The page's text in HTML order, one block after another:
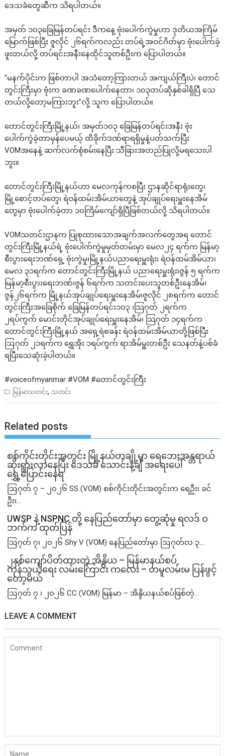
ဒေသခံတွေဆီက သိရပါတယ်။
အမှတ် ၁၀၃ခြေမြန်တပ်ရင်း ဒီကနေ့ ဗုံးပေါက်ကွဲမှုဟာ ဒုတိယအကြိမ်
မြောက်ဖြစ်ပြီး ဇူလိုင် ၂၆ရက်ကလည်း တပ်ရဲ့အဝင်ဂိတ်မှာ ဗုံးပေါက်ခဲ့
ဖူးတယ်လို့ တပ်ရင်းအနီးနေထိုင်သူတစ်ဦးက ပြောပါတယ်။
“မနက်ပိုင်းက ဖြစ်တာပါ အသံတော့ကြားတယ် အကျယ်ကြီးပဲ၊ တောင်
တွင်းကြီးမှာ ဗုံးက ခဏခဏပေါက်နေတာ၊ ၁၀၃တပ်ဆိုနှစ်ခါရှိပြီ သေ
တယ်လို့တော့မကြားဘူး”လို့ သူက ပြောပါတယ်။
တောင်တွင်းကြီးမြို့နယ်၊ အမှတ်၁၀၃ ခြေမြန်တပ်ရင်းအနီး ဗုံး
ပေါက်ကွဲခဲ့တာမှန်ပေမယ့် ထိခိုက်ဒဏ်ရာရရှိမှုနဲ့ပတ်သက်ပြီး
VOMအနေနဲ့ ဆက်လက်စုံစမ်းနေပြီး သီခြားအတည်ပြုလို့မရသေးပါ
ဘူး။
တောင်တွင်းကြီးမြို့နယ်ဟာ မေလကုန်ကစပြီး ဌာနဆိုင်ရာရုံးတွေ၊
မြို့စောင့်တပ်တွေ၊ ရဲဝန်ထမ်းအိမ်ယာတွေနဲ့ အုပ်ချုပ်ရေးမှူးနေအိမ်
တွေမှာ ဗုံးပေါက်ခဲ့တာ ၁၀ကြိမ်ကျော်ရှိပြီဖြစ်တယ်လို့ သိရပါတယ်။
VOMသတင်းဌာနက ပြုစုထားသောအချက်အလက်တွေအရ တောင်
တွင်းကြီးမြို့နယ်ရဲ့ ဗုံးပေါက်ကွဲမှုမှတ်တမ်းမှာ မေလ၂၄ ရက်က မြန်မာ့
စီးပွားရေးဘဏ်ရှေ့ ဗုံးကွဲမှု၊မြို့နယ်ပညာရေးမှူးရုံး၊ ရဲဝန်ထမ်အိမ်ယာ၊
မေလ ၃၁ရက်က တောင်တွင်းကြီးမြို့နယ် ပညာရေးမှူးရုံး၊ဇွန် ၅ ရက်က
မြန်မာ့စီးပွားရေးဘဏ်၊ဇွန် ၆ရက်က သတင်းပေးသူတစ်ဦးနေအိမ်၊
ဇွန်၂၆ရက်က မြို့နယ်အုပ်ချုပ်ရေးမှူးနေအိမ်၊ဇူလိုင် ၂၈ရက်က တောင်
တွင်းကြီးအခြေစိုက် ခြေမြန်တပ်ရင်း၁၀၃ ၊သြဂုတ် ၂ရက်က
၂ရပ်ကွက် မောင်းတိုင်အုပ်ချုပ်ရေးမှူးနေအိမ်၊ သြဂုတ် ၁၄ရက်က
တောင်တွင်းကြီးမြို့နယ် အရှေ့ရဲစခန်း ရဲဝန်ထမ်းအိမ်ယာတို့ဖြစ်ပြီး
ဩဂုတ် ၂၁ရက်က ရွှေအိုး ၁ရပ်ကွက် ရာအိမ်မှူးတစ်ဦး သေနတ်နဲ့ပစ်ခံ
ရပြီးသေဆုံးခဲ့ပါတယ်။
#voiceofmyanmar #VOM #တောင်တွင်းကြီး
မြန်မာသတင်း, သတင်း
Related posts
စစ်ကိုင်းတိုင်းအတွင်း မြို့နယ်တချို့မှာ ရေဘေးအန္တရာယ်
ဆိုးရွားလာနေပြီး ဒေသခံ သောင်းနဲ့ချီ အရေးပေါ်
ရွှေ့ပြောင်းနေရ
ဩဂုတ် ၇ – ၂၀၂၆ SS (VOM) စစ်ကိုင်းတိုင်းအတွင်းက ရေဦး၊ ခင်
ဦး၊...
UWSP နဲ့ NSPNC တို့ နေပြည်တော်မှာ တွေ့ဆုံမှု ရလဒ် ဝ
ဘက်က ထုတ်ပြန်
ဩဂုတ် ၇၊ ၂၀၂၆ Shy V (VOM) နေပြည်တော်မှာ ဩဂုတ်လ ၃...
၂နှစ်​ကျော်ပိတ်ထားတဲ့ အိန္ဒိယ – မြန်မာနယ်စပ်
ကုန်သွယ်ရေး လမ်းကြောင်း ကလေး – တမူလမ်းမ ပြန်ဖွင့်
တော့မယ်
ဩဂုတ် ၇ ၊ ၂၀၂၆ CC (VOM) မြန်မာ – အိန္ဒိယနယ်စပ်ဖြစ်တဲ့...
LEAVE A COMMENT